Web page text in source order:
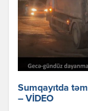
Sumqayıtda
– VİDEO